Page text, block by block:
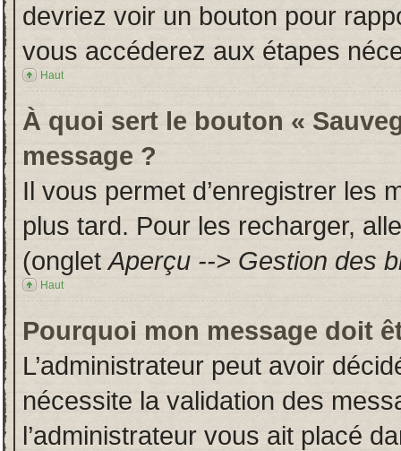
devriez voir un bouton pour
vous accéderez aux étapes
Haut
À quoi sert le bouton «
message ?
Il vous permet d’enregistrer les
plus tard. Pour les recharger,
(ongletAperçu --> Gestion des
Haut
Pourquoi mon message doit
L’administrateur peut avoir
nécessite la validation des
l’administrateur vous ait placé